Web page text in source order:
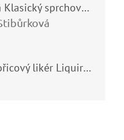
Felce Azzurra Klasický sprchový gel - doccia gel 400ml
je 5 z 5 hvězdiček.
Paolazzi Lékořicový likér Liquirizia 24% 0,7L
je 5 z 5 hvězdiček.